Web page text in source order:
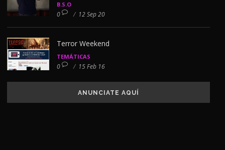
B.S.O
0 / 12 Sep 20
Terror Weekend
TEMÁTICAS
0 / 15 Feb 16
ANUNCIATE AQUÍ